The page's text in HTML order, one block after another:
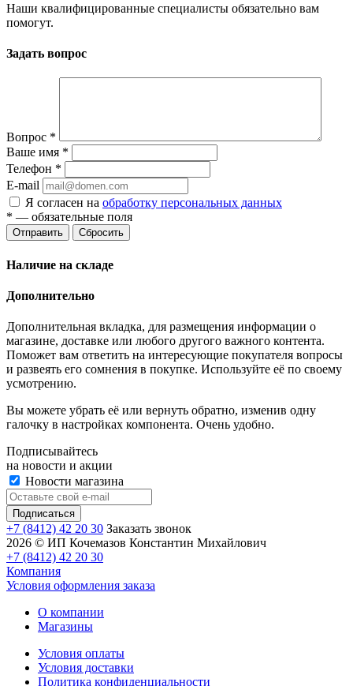
Наши квалифицированные специалисты обязательно вам
помогут.
Задать вопрос
Вопрос *
Ваше имя *
Телефон *
E-mail
Я согласен на обработку персональных данных
* — обязательные поля
Отправить Сбросить
Наличие на складе
Дополнительно
Дополнительная вкладка, для размещения информации о
магазине, доставке или любого другого важного контента.
Поможет вам ответить на интересующие покупателя вопросы
и развеять его сомнения в покупке. Используйте её по своему
усмотрению.
Вы можете убрать её или вернуть обратно, изменив одну
галочку в настройках компонента. Очень удобно.
Подписывайтесь
на новости и акции
Новости магазина
+7 (8412) 42 20 30 Заказать звонок
2026 © ИП Кочемазов Константин Михайлович
+7 (8412) 42 20 30
Компания
Условия оформления заказа
О компании
Магазины
Условия оплаты
Условия доставки
Политика конфиденциальности